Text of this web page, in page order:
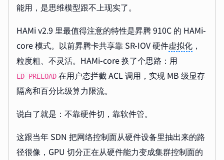
能用，是思维模型跟不上现实了。
HAMi v2.9 里最值得注意的特性是昇腾 910C 的 HAMi-
core 模式。以前昇腾卡共享靠 SR-IOV 硬件虚拟化 ，
粒度粗、不灵活。HAMi-core 换了个思路：用
LD_PRELOAD 在用户态拦截 ACL 调用，实现 MB 级显存
隔离和百分比级算力限流。
说白了就是：不靠硬件切，靠软件管。
这跟当年 SDN 把网络控制面从硬件设备里抽出来的路
径很像，GPU 切分正在从硬件能力变成集群控制面的